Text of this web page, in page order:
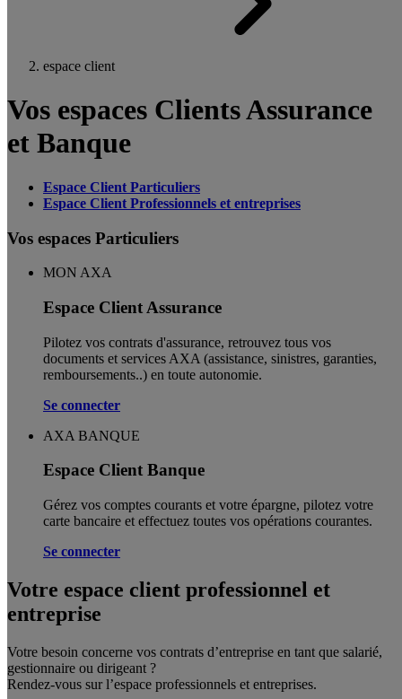
espace client
Vos espaces Clients Assurance
et Banque
Espace Client Particuliers
Espace Client Professionnels et entreprises
Vos espaces Particuliers
MON AXA
Espace Client Assurance
Pilotez vos contrats d'assurance, retrouvez tous vos
documents et services AXA (assistance, sinistres, garanties,
remboursements..) en toute autonomie. ​
Se connecter
AXA BANQUE
Espace Client Banque
Gérez vos comptes courants et votre épargne, pilotez votre
carte bancaire et effectuez toutes vos opérations courantes.
Se connecter
Votre espace client professionnel et
entreprise
Votre besoin concerne vos contrats d’entreprise en tant que salarié,
gestionnaire ou dirigeant ?
Rendez-vous sur l’espace professionnels et entreprises.